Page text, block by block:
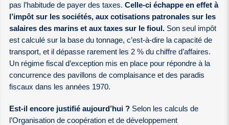
pas l’habitude de payer des taxes.Celle-ci échappe en effet à
l’impôt sur les sociétés, aux cotisations patronales sur les
salaires des marins et aux taxes sur le fioul. Son seul impôt
est calculé sur la base du tonnage, c’est-à-dire la capacité de
transport, et il dépasse rarement les 2 % du chiffre d’affaires.
Un régime fiscal d’exception mis en place pour répondre à la
concurrence des pavillons de complaisance et des paradis
fiscaux dans les années 1970.
Est-il encore justifié aujourd’hui ? Selon les calculs de
l’Organisation de coopération et de développement